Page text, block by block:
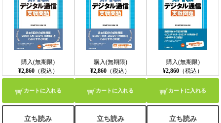
購入(無期限)
¥2,860（税込）
カートに入れる
立ち読み
購入(無期限)
¥2,860 （税込）
カートに入れる
立ち読み
購入(無期限)
¥2,860 （税込）
カートに入れる
立ち読み